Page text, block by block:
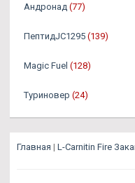
Андронад (77)
ПептидJC1295 (139)
Magic Fuel (128)
Туриновер (24)
Главная | L-Carnitin Fire